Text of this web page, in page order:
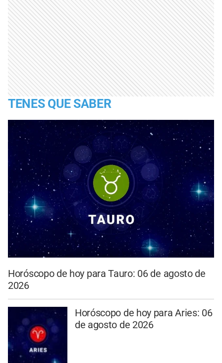
TENES QUE SABER
Horóscopo de hoy para Tauro: 06 de agosto de
2026
Horóscopo de hoy para Aries: 06
de agosto de 2026